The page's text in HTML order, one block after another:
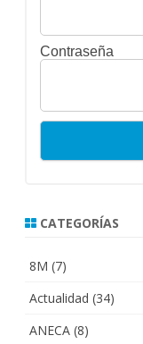
Contraseña
CATEGORÍAS
8M (7)
Actualidad (34)
ANECA (8)